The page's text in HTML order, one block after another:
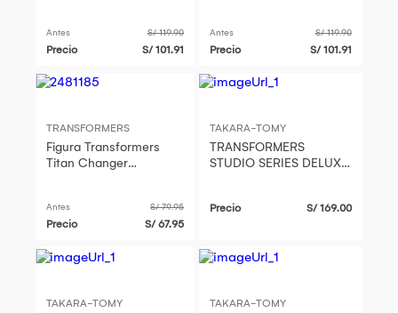
Antes S/ 119.90
Precio S/ 101.91
Antes S/ 119.90
Precio S/ 101.91
TRANSFORMERS
Figura Transformers
Titan Changer
Antes S/ 79.95
Precio S/ 67.95
TAKARA-TOMY
TRANSFORMERS
STUDIO SERIES DELUXE
PRIME
Precio S/ 169.00
TAKARA-TOMY TAKARA-TOMY